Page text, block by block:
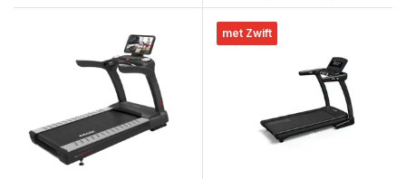
met Zwift